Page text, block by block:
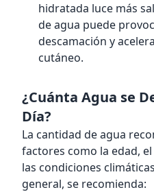
hidratada luce más
de agua puede
descamación y
cutáneo.
¿Cuánta Agua se
Día?
La cantidad de agua
factores como la edad,
las condiciones
general, se recomienda: